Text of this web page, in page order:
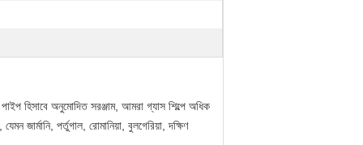
হিসাবে অনুমোদিত সরঞ্জাম, আমরা গ্যাস শিল্পে অধিক
জার্মানি, পর্তুগাল, রোমানিয়া, বুলগেরিয়া, দক্ষিণ